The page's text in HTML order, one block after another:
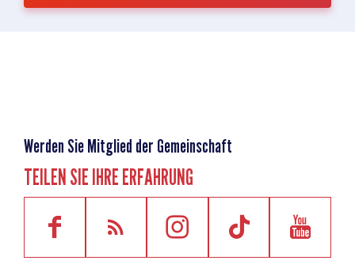
Werden Sie Mitglied der Gemeinschaft
TEILEN SIE IHRE ERFAHRUNG